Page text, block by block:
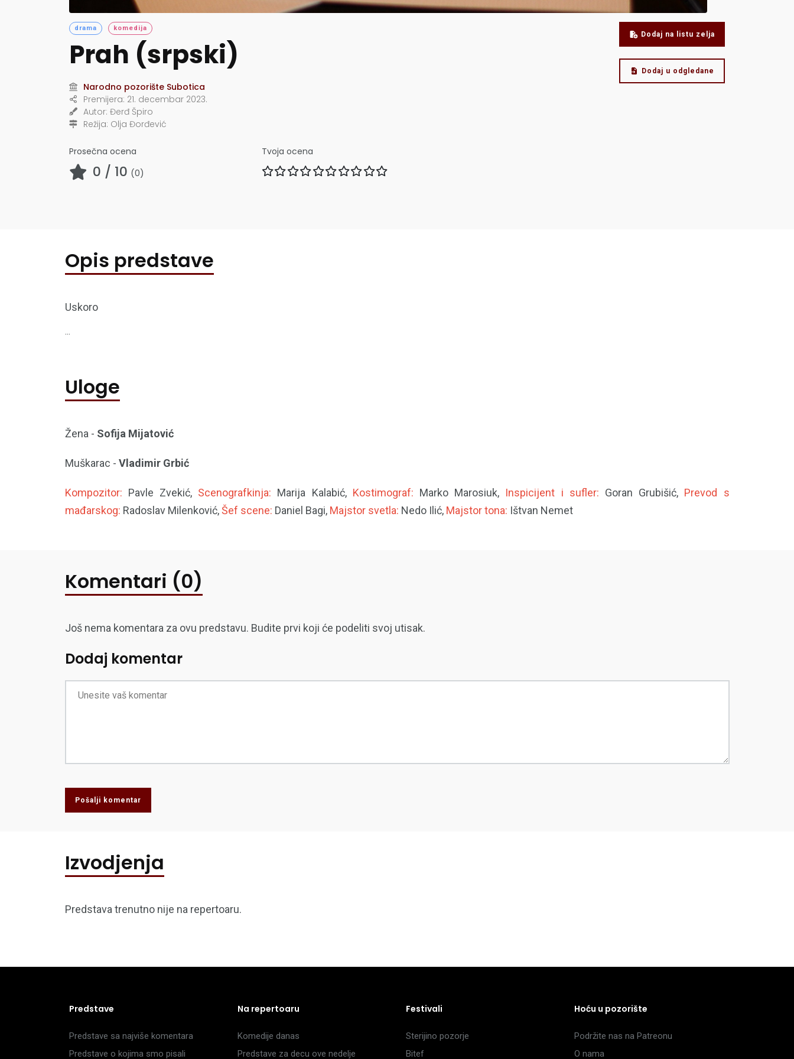
drama komedija
Prah (srpski)
Narodno pozorište Subotica
Premijera: 21. decembar 2023.
Autor: Đerđ Špiro
Režija: Olja Đorđević
Prosečna ocena
0 / 10 (0)
Tvoja ocena
Dodaj na listu zelja
Dodaj u odgledane
Opis predstave
Uskoro
...
Uloge
Žena - Sofija Mijatović
Muškarac - Vladimir Grbić
Kompozitor: Pavle Zvekić, Scenografkinja: Marija Kalabić,Kostimograf: Marko Marosiuk, Inspicijent i sufler: Goran Grubišić, Prevod s
mađarskog: Radoslav Milenković,Šef scene: Daniel Bagi, Majstor svetla: Nedo Ilić, Majstor tona: Ištvan Nemet
Komentari (0)
Još nema komentara za ovu predstavu. Budite prvi koji će podeliti svoj utisak.
Dodaj komentar
Pošalji komentar
Izvodjenja
Predstava trenutno nije na repertoaru.
Predstave
Predstave sa najviše komentara
Predstave o kojima smo pisali
Na repertoaru
Komedije danas
Predstave za decu ove nedelje
Festivali
Sterijino pozorje
Bitef
Hoću u pozorište
Podržite nas na Patreonu
O nama